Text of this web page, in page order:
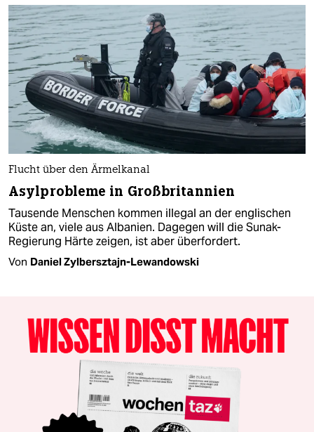
Flucht über den Ärmelkanal
Asylprobleme in Großbritannien
Tausende Menschen kommen illegal an der englischen
Küste an, viele aus Albanien. Dagegen will die Sunak-
Regierung Härte zeigen, ist aber überfordert.
Von Daniel Zylbersztajn-Lewandowski